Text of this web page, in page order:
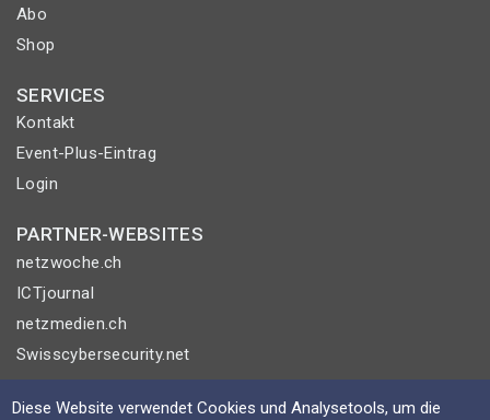
Abo
Shop
SERVICES
Kontakt
Event-Plus-Eintrag
Login
PARTNER-WEBSITES
netzwoche.ch
ICTjournal
netzmedien.ch
Swisscybersecurity.net
© NETZMEDIEN AG 2026
Diese Website verwendet Cookies und Analysetools, um die